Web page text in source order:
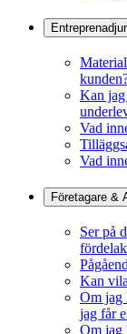
Kan jag
Vad
Vad
Företagare &
Ser på
Kan
Om jag
jag får
Om jag